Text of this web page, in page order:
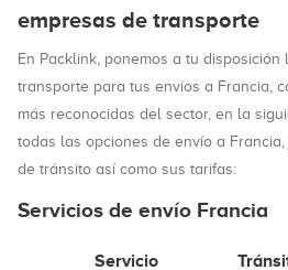
empresas de transporte
En Packlink, ponemos a tu
transporte para tus envíos a Francia,
más reconocidas del sector, en la
todas las opciones de envío a
de tránsito así como sus tarifas:
Servicios de envío Francia
Servicio